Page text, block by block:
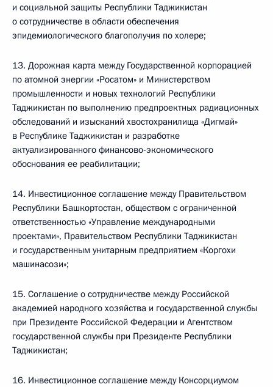
и социальной защиты Республики Таджикистан
о сотрудничестве в области обеспечения
эпидемиологического благополучия по холере;
13. Дорожная карта между Государственной корпорацией
по атомной энергии «Росатом» и Министерством
промышленности и новых технологий Республики
Таджикистан по выполнению предпроектных радиационных
обследований и изысканий хвостохранилища «Дигмай»
в Республике Таджикистан и разработке
актуализированного финансово-экономического
обоснования ее реабилитации;
14. Инвестиционное соглашение между Правительством
Республики Башкортостан, обществом с ограниченной
ответственностью «Управление международными
проектами», Правительством Республики Таджикистан
и государственным унитарным предприятием «Коргохи
машинасози»;
15. Соглашение о сотрудничестве между Российской
академией народного хозяйства и государственной службы
при Президенте Российской Федерации и Агентством
государственной службы при Президенте Республики
Таджикистан;
16. Инвестиционное соглашение между Консорциумом